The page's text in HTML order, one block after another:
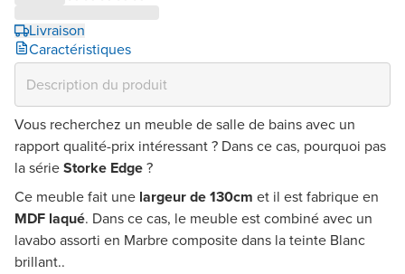
Livraison
Caractéristiques
Vous recherchez un meuble de salle de bains avec un
rapport qualité-prix intéressant ? Dans ce cas, pourquoi pas
la sérieStorke Edge?
Ce meuble fait une largeur de 130cm et il est fabrique en
MDF laqué. Dans ce cas, le meuble est combiné avec un
lavabo assorti en Marbre composite dans la teinte Blanc
brillant..